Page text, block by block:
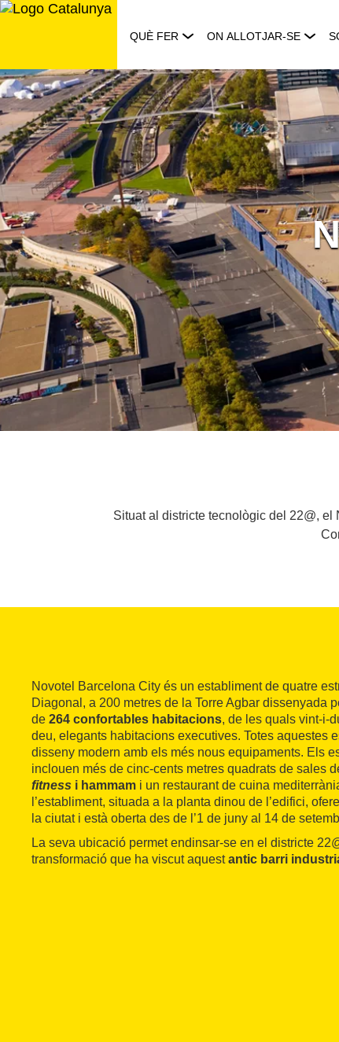
Saltar
QUÈ FER ON ALLOTJAR-SE
Situat al districte tecnològic del 22@, el
Novotel Barcelona City és un establiment de quatre
Diagonal, a 200 metres de la Torre Agbar dissenyada
de 264 confortables habitacions, de les quals vint-i-
deu, elegants habitacions executives. Totes aquestes
disseny modern amb els més nous equipaments. Els
inclouen més de cinc-cents metres quadrats de sales
fitness i hammam i un restaurant de cuina
l’establiment, situada a la planta dinou de l’edifici,
la ciutat i està oberta des de l’1 de juny al 14 de
La seva ubicació permet endinsar-se en el districte
transformació que ha viscut aquestantic barri